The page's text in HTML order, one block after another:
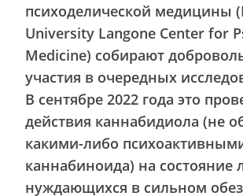
психоделической медицины
University Langone Center for
Medicine) собирают
участия в очередных
В сентябре 2022 года это
действия каннабидиола (не
какими-либо
каннабиноида) на состояние
нуждающихся в сильном